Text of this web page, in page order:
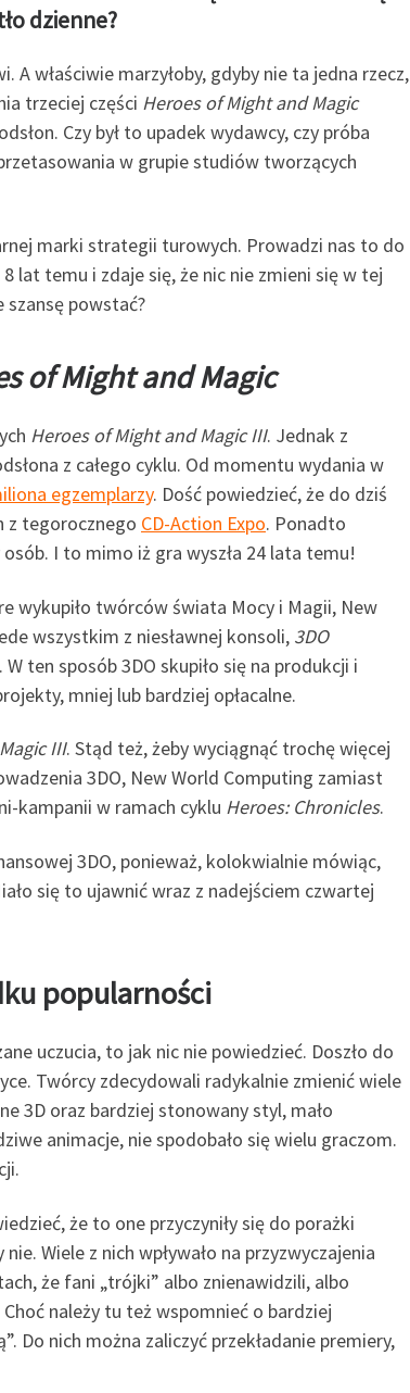
dzienne?
A właściwie marzyłoby, gdyby nie ta jedna rzecz,
trzeciej części Heroes of Might and Magic
Czy był to upadek wydawcy, czy próba
w grupie studiów tworzących
marki strategii turowych. Prowadzi nas to do
lat temu i zdaje się, że nic nie zmieni się w tej
powstać?
of Might and Magic
Heroes of Might and Magic III. Jednak z
z całego cyklu. Od momentu wydania w
egzemplarzy. Dość powiedzieć, że do dziś
z tegorocznego CD-Action Expo. Ponadto
I to mimo iż gra wyszła 24 lata temu!
wykupiło twórców świata Mocy i Magii, New
wszystkim z niesławnej konsoli, 3DO
ten sposób 3DO skupiło się na produkcji i
mniej lub bardziej opłacalne.
III. Stąd też, żeby wyciągnąć trochę więcej
3DO, New World Computing zamiast
kampanii w ramach cyklu Heroes: Chronicles.
3DO, ponieważ, kolokwialnie mówiąc,
się to ujawnić wraz z nadejściem czwartej
popularności
uczucia, to jak nic nie powiedzieć. Doszło do
Twórcy zdecydowali radykalnie zmienić wiele
3D oraz bardziej stonowany styl, mało
animacje, nie spodobało się wielu graczom.
że to one przyczyniły się do porażki
Wiele z nich wpływało na przyzwyczajenia
że fani „trójki” albo znienawidzili, albo
należy tu też wspomnieć o bardziej
Do nich można zaliczyć przekładanie premiery,